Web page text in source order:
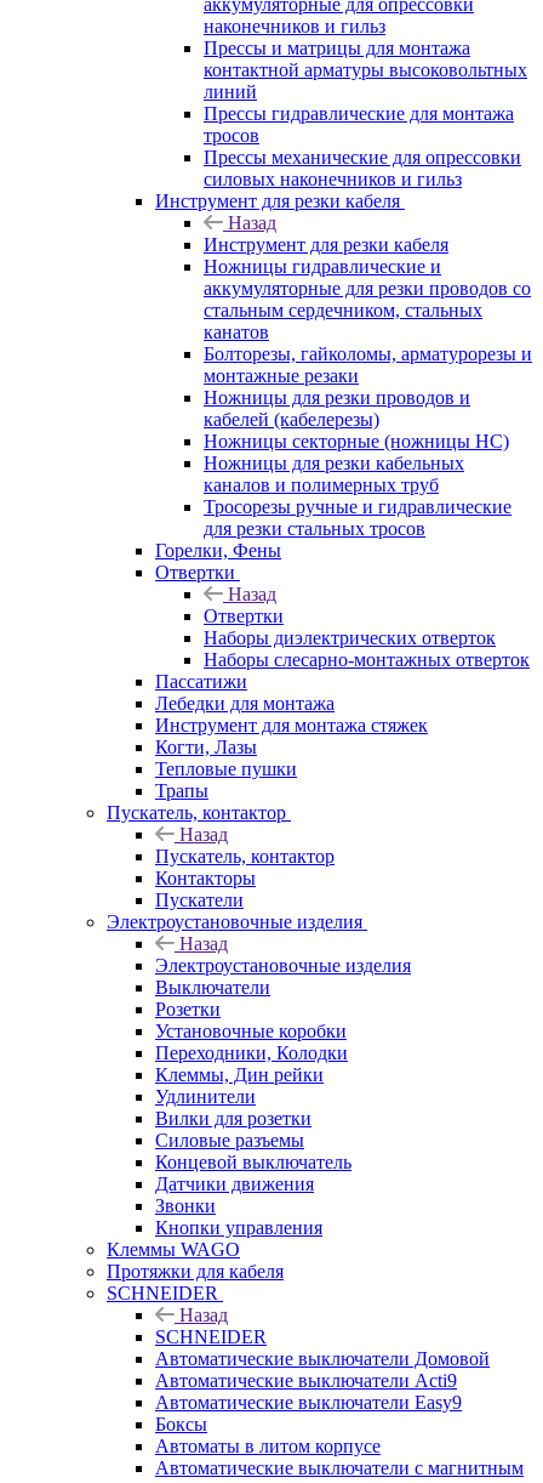
аккумуляторные для опрессовки
наконечников и гильз
Прессы и матрицы для монтажа
контактной арматуры высоковольтных
линий
Прессы гидравлические для монтажа
тросов
Прессы механические для опрессовки
силовых наконечников и гильз
Инструмент для резки кабеля
Назад
Инструмент для резки кабеля
Ножницы гидравлические и
аккумуляторные для резки проводов со
стальным сердечником, стальных
канатов
Болторезы, гайколомы, арматурорезы и
монтажные резаки
Ножницы для резки проводов и
кабелей (кабелерезы)
Ножницы секторные (ножницы НС)
Ножницы для резки кабельных
каналов и полимерных труб
Тросорезы ручные и гидравлические
для резки стальных тросов
Горелки, Фены
Отвертки
Назад
Отвертки
Наборы диэлектрических отверток
Наборы слесарно-монтажных отверток
Пассатижи
Лебедки для монтажа
Инструмент для монтажа стяжек
Когти, Лазы
Тепловые пушки
Трапы
Пускатель, контактор
Назад
Пускатель, контактор
Контакторы
Пускатели
Электроустановочные изделия
Назад
Электроустановочные изделия
Выключатели
Розетки
Установочные коробки
Переходники, Колодки
Клеммы, Дин рейки
Удлинители
Вилки для розетки
Силовые разъемы
Концевой выключатель
Датчики движения
Звонки
Кнопки управления
Клеммы WAGO
Протяжки для кабеля
SCHNEIDER
Назад
SCHNEIDER
Автоматические выключатели Домовой
Автоматические выключатели Acti9
Автоматические выключатели Easy9
Боксы
Автоматы в литом корпусе
Автоматические выключатели с магнитным